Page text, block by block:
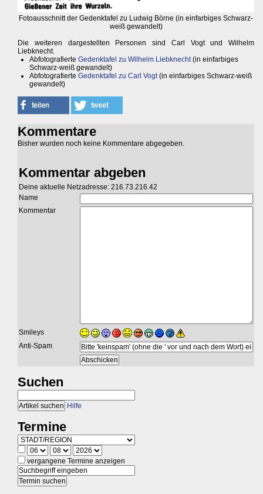
Fotoausschnitt der Gedenktafel zu Ludwig Börne (in einfarbiges Schwarz-
weiß gewandelt)
Die weiteren dargestellten Personen sind Carl Vogt und Wilhelm
Liebknecht.
Abfotografierte Gedenktafel zu Wilhelm Liebknecht(in einfarbiges
Schwarz-weiß gewandelt)
Abfotografierte Gedenktafel zu Carl Vogt(in einfarbiges Schwarz-weiß
gewandelt)
Kommentare
Bisher wurden noch keine Kommentare abgegeben.
Kommentar abgeben
Deine aktuelle Netzadresse: 216.73.216.42
Name
Kommentar
Smileys
Anti-Spam
Suchen
Hilfe
Termine
vergangene Termine anzeigen